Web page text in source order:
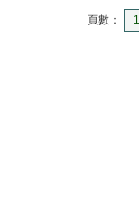
頁數： 1